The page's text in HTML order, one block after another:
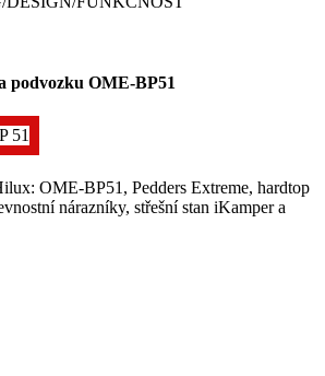
podvozku OME-BP51
OME-BP51, Pedders Extreme, hardtop
nárazníky, střešní stan iKamper a